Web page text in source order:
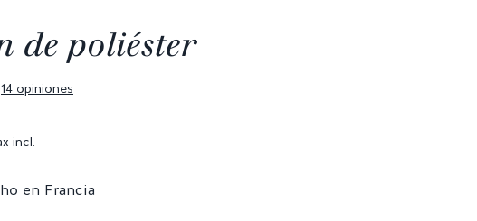
de poliéster
14 opiniones
incl.